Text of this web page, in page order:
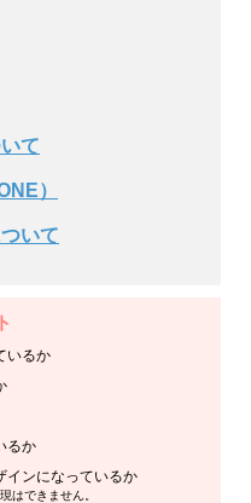
て
）
いて
いるか
るか
インになっているか
はできません。